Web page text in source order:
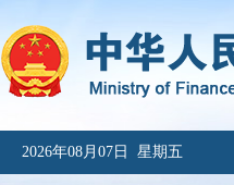
2026年08月07日 星期五